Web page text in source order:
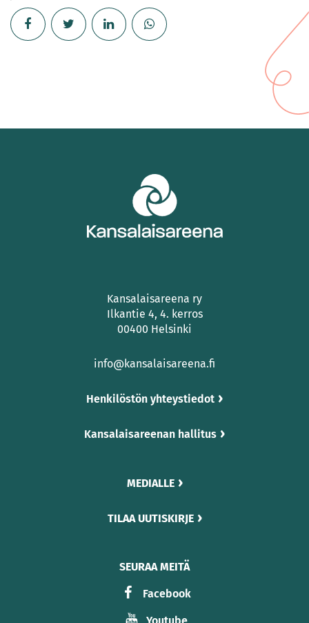
Kansalaisareena ry
Ilkantie 4, 4. kerros
00400 Helsinki
info@kansalaisareena.fi
Henkilöstön yhteystiedot
Kansalaisareenan hallitus
MEDIALLE
TILAA UUTISKIRJE
SEURAA MEITÄ
Facebook